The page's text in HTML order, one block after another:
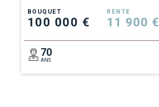
BOUQUET
100 000 €
RENTE
11 900 €
70
ANS